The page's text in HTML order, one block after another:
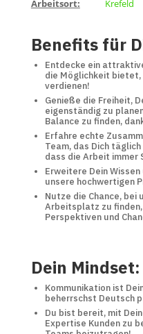
Arbeitsort: Krefeld
Benefits für
Entdecke ein
die Möglichkeit
verdienen!
Genieße die Freiheit,
eigenständig zu
Balance zu finden,
Erfahre echte
Team, das Dich
dass die Arbeit immer
Erweitere Dein
unsere hochwertigen
Nutze die Chance, bei
Arbeitsplatz zu
Perspektiven und
Dein Mindset:
Kommunikation ist
beherrschst Deutsch
Du bist bereit, mit
Expertise Kunden zu